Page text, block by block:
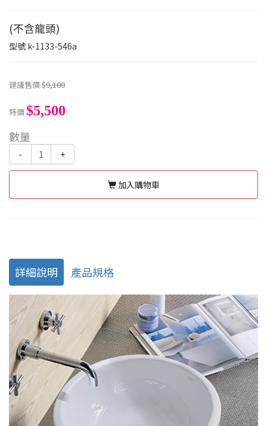
(不含龍頭)
型號k-1133-546a
建議售價$9,100
特價$5,500
數量
- +
加入購物車
詳細說明 產品規格